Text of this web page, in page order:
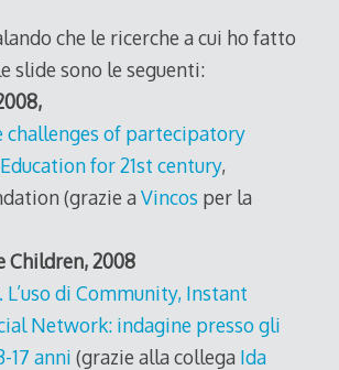
che le ricerche a cui ho fatto
slide sono le seguenti:
of partecipatory
for 21st century,
(grazie aVincos per la
Children, 2008
di Community, Instant
Network: indagine presso gli
17 anni (grazie alla collega Ida